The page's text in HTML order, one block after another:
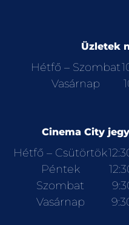
Üzletek
Hétfő – Szombat
Vasárnap
Cinema City
Hétfő – Csütörtök
Péntek
Szombat
Vasárnap